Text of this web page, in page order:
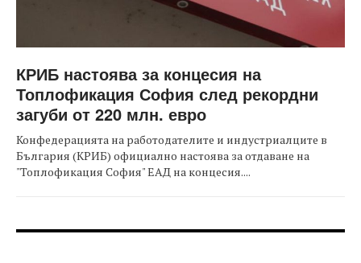
КРИБ настоява за концесия на
Топлофикация София след рекордни
загуби от 220 млн. евро
Конфедерацията на работодателите и индустриалците в
България (КРИБ) официално настоява за отдаване на
"Топлофикация София" ЕАД на концесия....